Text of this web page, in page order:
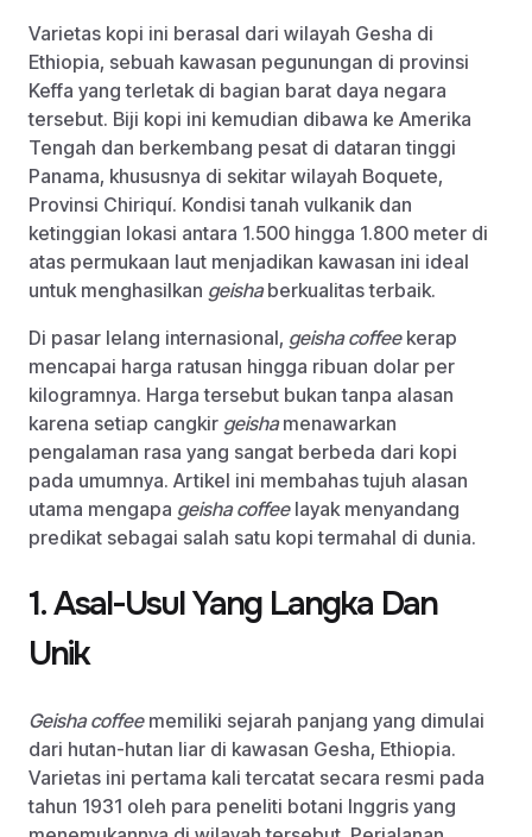
Varietas kopi ini berasal dari wilayah Gesha di
Ethiopia, sebuah kawasan pegunungan di provinsi
Keffa yang terletak di bagian barat daya negara
tersebut. Biji kopi ini kemudian dibawa ke Amerika
Tengah dan berkembang pesat di dataran tinggi
Panama, khususnya di sekitar wilayah Boquete,
Provinsi Chiriquí. Kondisi tanah vulkanik dan
ketinggian lokasi antara 1.500 hingga 1.800 meter di
atas permukaan laut menjadikan kawasan ini ideal
untuk menghasilkan geishaberkualitas terbaik.
Di pasar lelang internasional, geisha coffeekerap
mencapai harga ratusan hingga ribuan dolar per
kilogramnya. Harga tersebut bukan tanpa alasan
karena setiap cangkir geishamenawarkan
pengalaman rasa yang sangat berbeda dari kopi
pada umumnya. Artikel ini membahas tujuh alasan
utama mengapa geisha coffeelayak menyandang
predikat sebagai salah satu kopi termahal di dunia.
1. Asal-Usul Yang Langka Dan
Unik
Geisha coffeememiliki sejarah panjang yang dimulai
dari hutan-hutan liar di kawasan Gesha, Ethiopia.
Varietas ini pertama kali tercatat secara resmi pada
tahun 1931 oleh para peneliti botani Inggris yang